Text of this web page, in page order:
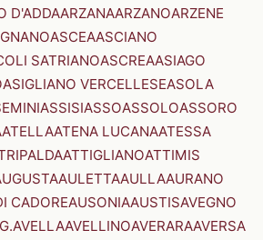
D'ADDAARZANAARZANOARZENE
ASCEAASCIANO
SATRIANOASCREAASIAGO
ASIGLIANO VERCELLESEASOLA
ASSISIASSOASSOLOASSORO
ATELLAATENA LUCANAATESSA
ATTIGLIANOATTIMIS
AULETTAAULLAAURANO
CADOREAUSONIAAUSTISAVEGNO
AVELLAAVELLINOAVERARAAVERSA